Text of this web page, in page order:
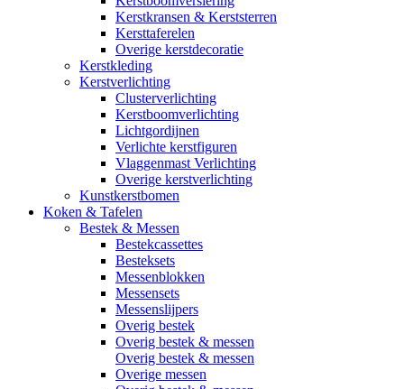
Kerstkransen & Kerststerren
Kersttaferelen
Overige kerstdecoratie
Kerstkleding
Kerstverlichting
Clusterverlichting
Kerstboomverlichting
Lichtgordijnen
Verlichte kerstfiguren
Vlaggenmast Verlichting
Overige kerstverlichting
Kunstkerstbomen
Koken & Tafelen
Bestek & Messen
Bestekcassettes
Besteksets
Messenblokken
Messensets
Messenslijpers
Overig bestek
Overig bestek & messen
Overig bestek & messen
Overige messen